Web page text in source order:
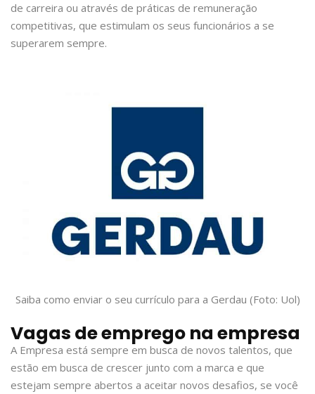
de carreira ou através de práticas de remuneração
competitivas, que estimulam os seus funcionários a se
superarem sempre.
Saiba como enviar o seu currículo para a Gerdau (Foto: Uol)
Vagas de emprego na empresa
A Empresa está sempre em busca de novos talentos, que
estão em busca de crescer junto com a marca e que
estejam sempre abertos a aceitar novos desafios, se você